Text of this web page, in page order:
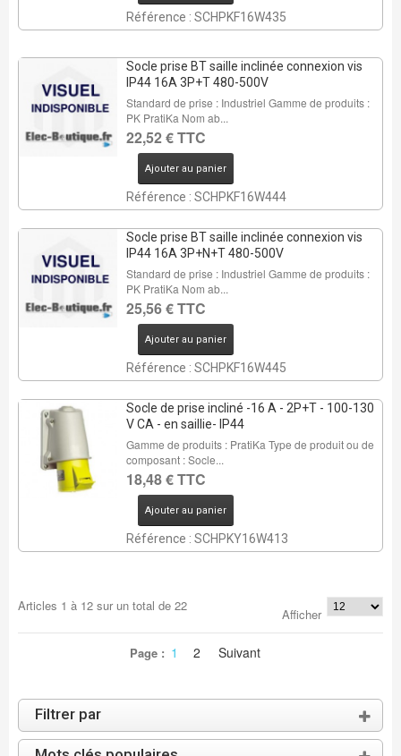
Référence : SCHPKF16W435
Socle prise BT saille inclinée connexion vis
IP44 16A 3P+T 480-500V
Standard de prise : Industriel Gamme de produits :
PK PratiKa Nom ab...
22,52 € TTC
Ajouter au panier
Référence : SCHPKF16W444
Socle prise BT saille inclinée connexion vis
IP44 16A 3P+N+T 480-500V
Standard de prise : Industriel Gamme de produits :
PK PratiKa Nom ab...
25,56 € TTC
Ajouter au panier
Référence : SCHPKF16W445
Socle de prise incliné -16 A - 2P+T - 100-130
V CA - en saillie- IP44
Gamme de produits : PratiKa Type de produit ou de
composant : Socle...
18,48 € TTC
Ajouter au panier
Référence : SCHPKY16W413
Articles 1 à 12sur un total de 22
Afficher
Page : 1 2 Suivant
Filtrer par